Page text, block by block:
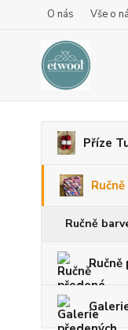
O nás Vše o
Příze
Ručně
Ručně